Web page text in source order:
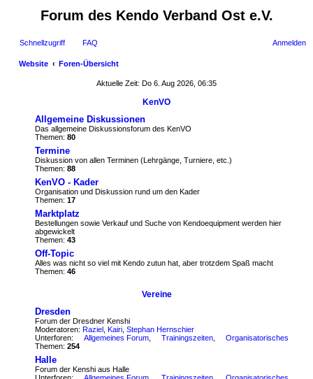
Forum des Kendo Verband Ost e.V.
Schnellzugriff FAQ Anmelden
Website
Foren-Übersicht
Aktuelle Zeit: Do 6. Aug 2026, 06:35
KenVO
Allgemeine Diskussionen
Das allgemeine Diskussionsforum des KenVO
Themen: 80
Termine
Diskussion von allen Terminen (Lehrgänge, Turniere, etc.)
Themen: 88
KenVO - Kader
Organisation und Diskussion rund um den Kader
Themen: 17
Marktplatz
Bestellungen sowie Verkauf und Suche von Kendoequipment werden hier
abgewickelt
Themen: 43
Off-Topic
Alles was nicht so viel mit Kendo zutun hat, aber trotzdem Spaß macht
Themen: 46
Vereine
Dresden
Forum der Dresdner Kenshi
Moderatoren: Raziel Kairi Stephan Hernschier
Unterforen:
Allgemeines Forum Trainingszeiten
Organisatorisches
Themen: 254
Halle
Forum der Kenshi aus Halle